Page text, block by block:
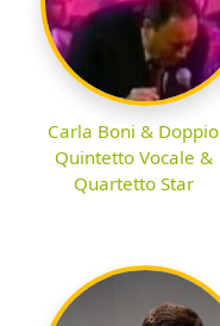
Carla Boni & Doppio
Quintetto Vocale &
Quartetto Star